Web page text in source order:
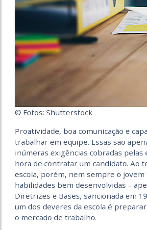
© Fotos: Shutterstock
Proatividade, boa comunicação e
trabalhar em equipe. Essas são
inúmeras exigências cobradas pelas
hora de contratar um candidato. Ao
escola, porém, nem sempre o jovem
habilidades bem desenvolvidas –
Diretrizes e Bases, sancionada em
um dos deveres da escola é
o mercado de trabalho.